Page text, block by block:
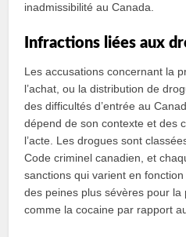
inadmissibilité au Canada.
Infractions liées aux
Les accusations concernant la
l’achat, ou la distribution de
des difficultés d’entrée au
dépend de son contexte et des
l’acte. Les drogues sont
Code criminel canadien, et
sanctions qui varient en
des peines plus sévères pour
comme la cocaine par rapport